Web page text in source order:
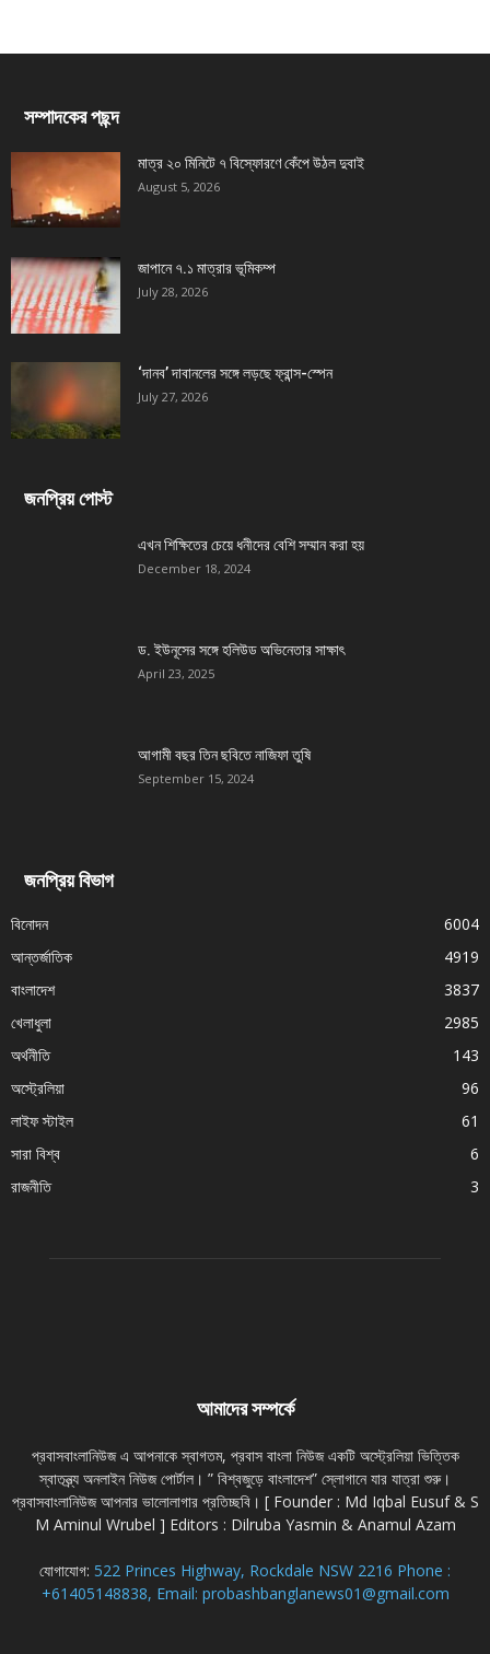
সম্পাদকের পছন্দ
মাত্র ২০ মিনিটে ৭ বিস্ফোরণে কেঁপে উঠল দুবাই
August 5, 2026
জাপানে ৭.১ মাত্রার ভূমিকম্প
July 28, 2026
‘দানব’ দাবানলের সঙ্গে লড়ছে ফ্রান্স-স্পেন
July 27, 2026
জনপ্রিয় পোস্ট
এখন শিক্ষিতের চেয়ে ধনীদের বেশি সম্মান করা হয়
December 18, 2024
ড. ইউনূসের সঙ্গে হলিউড অভিনেতার সাক্ষাৎ
April 23, 2025
আগামী বছর তিন ছবিতে নাজিফা তুষি
September 15, 2024
জনপ্রিয় বিভাগ
বিনোদন
6004
আন্তর্জাতিক
4919
বাংলাদেশ
3837
খেলাধুলা
2985
অর্থনীতি
143
অস্ট্রেলিয়া
96
লাইফ স্টাইল
61
সারা বিশ্ব
6
রাজনীতি
3
আমাদের সম্পর্কে
প্রবাসবাংলানিউজ এ আপনাকে স্বাগতম, প্রবাস বাংলা নিউজ একটি অস্ট্রেলিয়া ভিত্তিক
স্বাতন্ত্র্য অনলাইন নিউজ পোর্টাল। ” বিশ্বজুড়ে বাংলাদেশ” স্লোগানে যার যাত্রা শুরু।
প্রবাসবাংলানিউজ আপনার ভালোলাগার প্রতিচ্ছবি। [ Founder : Md Iqbal Eusuf & S
M Aminul Wrubel ] Editors : Dilruba Yasmin & Anamul Azam
যোগাযোগ: 522 Princes Highway, Rockdale NSW 2216 Phone :
+61405148838, Email: probashbanglanews01@gmail.com